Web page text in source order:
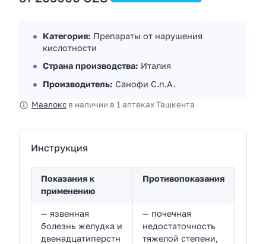
Категория: Препараты от нарушения
кислотности
Страна производства: Италия
Производитель: Санофи С.п.А.
Маалоксв наличии в 1 аптеках Ташкента
Инструкция
Показания к
применению
Противопоказания
— язвенная
болезнь желудка и
двенадцатиперстн
— почечная
недостаточность
тяжелой степени,